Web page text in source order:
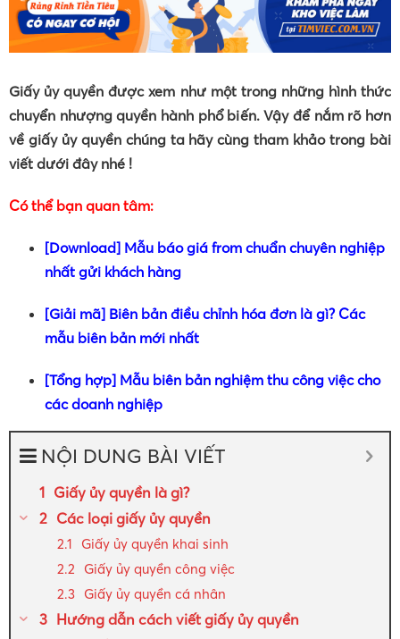
Giấy ủy quyền được xem như một trong những hình thức
chuyển nhượng quyền hành phổ biến. Vậy để nắm rõ hơn
về giấy ủy quyền chúng ta hãy cùng tham khảo trong bài
viết dưới đây nhé !
Có thể bạn quan tâm:
[Download] Mẫu báo giá from chuẩn chuyên nghiệp
nhất gửi khách hàng
[Giải mã] Biên bản điều chỉnh hóa đơn là gì? Các
mẫu biên bản mới nhất
[Tổng hợp] Mẫu biên bản nghiệm thu công việc cho
các doanh nghiệp
NỘI DUNG BÀI VIẾT
Giấy ủy quyền là gì?
Các loại giấy ủy quyền
Giấy ủy quyền khai sinh
Giấy ủy quyền công việc
Giấy ủy quyền cá nhân
Hướng dẫn cách viết giấy ủy quyền